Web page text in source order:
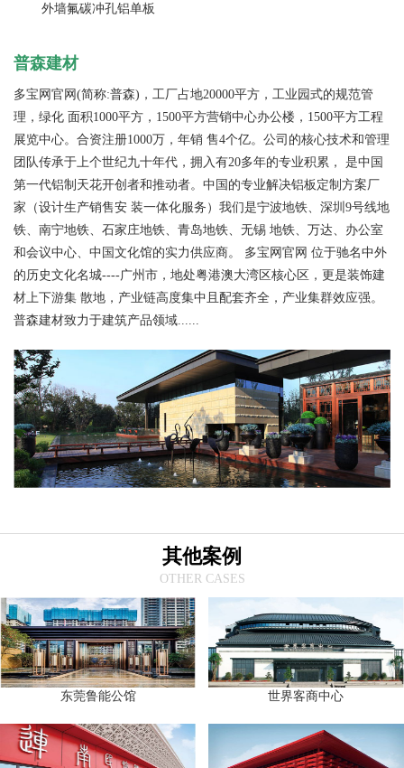
外墙氟碳冲孔铝单板
普森建材
多宝网官网(简称:普森)，工厂占地20000平方，工业园式的规范管
理，绿化 面积1000平方，1500平方营销中心办公楼，1500平方工程
展览中心。合资注册1000万，年销 售4个亿。公司的核心技术和管理
团队传承于上个世纪九十年代，拥入有20多年的专业积累， 是中国
第一代铝制天花开创者和推动者。中国的专业解决铝板定制方案厂
家（设计生产销售安 装一体化服务）我们是宁波地铁、深圳9号线地
铁、南宁地铁、石家庄地铁、青岛地铁、无锡 地铁、万达、办公室
和会议中心、中国文化馆的实力供应商。 多宝网官网 位于驰名中外
的历史文化名城----广州市，地处粤港澳大湾区核心区，更是装饰建
材上下游集 散地，产业链高度集中且配套齐全，产业集群效应强。
普森建材致力于建筑产品领域......
其他案例
OTHER CASES
东莞鲁能公馆 世界客商中心